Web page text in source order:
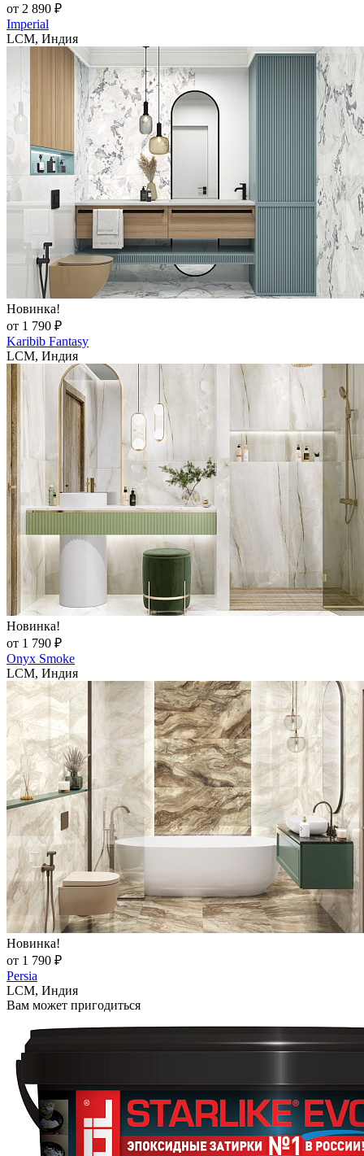
от 2 890 ₽
Imperial
LCM, Индия
Новинка!
от 1 790 ₽
Karibib Fantasy
LCM, Индия
Новинка!
от 1 790 ₽
Onyx Smoke
LCM, Индия
Новинка!
от 1 790 ₽
Persia
LCM, Индия
Вам может пригодиться